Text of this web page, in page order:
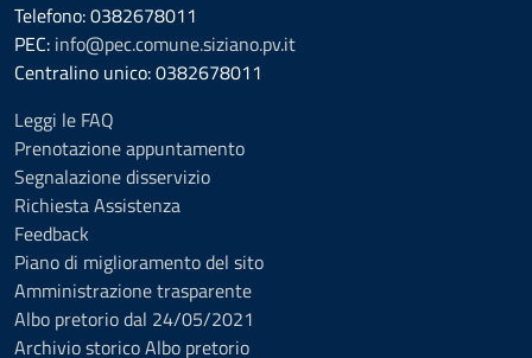
Telefono: 0382678011
PEC: info@pec.comune.siziano.pv.it
Centralino unico: 0382678011
Leggi le FAQ
Prenotazione appuntamento
Segnalazione disservizio
Richiesta Assistenza
Feedback
Piano di miglioramento del sito
Amministrazione trasparente
Albo pretorio dal 24/05/2021
Archivio storico Albo pretorio